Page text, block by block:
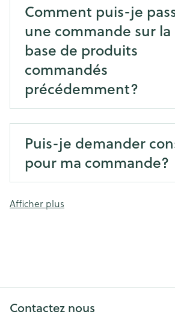
Comment puis-je
une commande sur la
base de produits
commandés
précédemment?
Puis-je demander
pour ma commande?
Afficher plus
Contactez nous